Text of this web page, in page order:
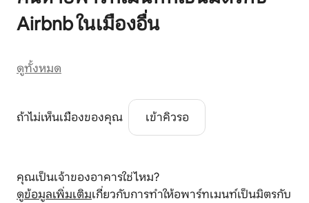
Airbnb ในเมืองอื่น
ดูทั้งหมด
ถ้าไม่เห็นเมืองของคุณ เข้าคิวรอ
คุณเป็นเจ้าของอาคารใช่ไหม?
ดูข้อมูลเพิ่มเติมเกี่ยวกับการทำให้อพาร์ทเมนท์เป็นมิตรกับ